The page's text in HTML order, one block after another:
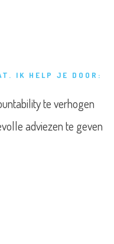
IK HELP JE DOOR:
te verhogen
adviezen te geven